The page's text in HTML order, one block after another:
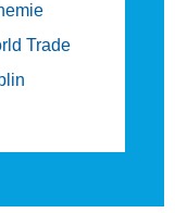
Trade